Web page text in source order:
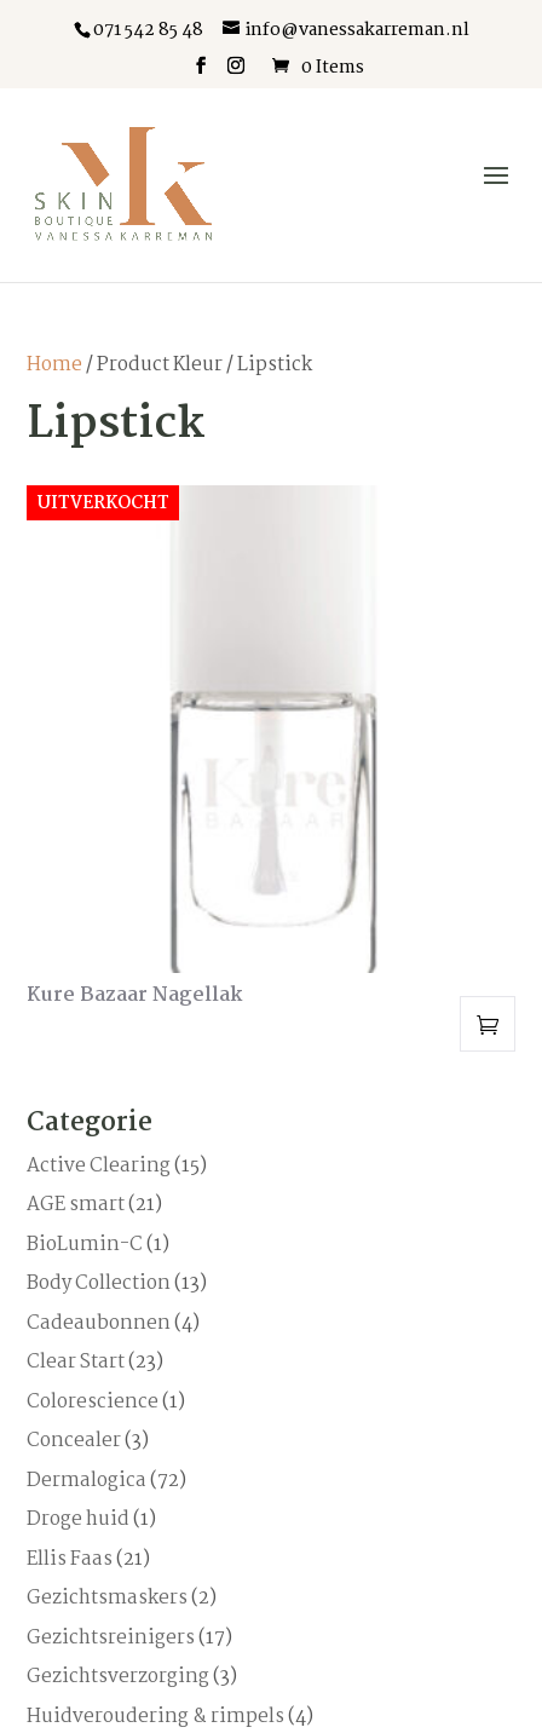
071 542 85 48
info@vanessakarreman.nl
0 Items
Home/ Product Kleur / Lipstick
Lipstick
UITVERKOCHT
Kure Bazaar Nagellak
heeft
meerdere
Deze
optie
kan
gekozen
worden
op
de
productpagina
Categorie
Active Clearing(15)
AGE smart(21)
BioLumin-C(1)
Body Collection(13)
Cadeaubonnen(4)
Clear Start(23)
Colorescience(1)
Concealer(3)
Dermalogica(72)
Droge huid(1)
Ellis Faas(21)
Gezichtsmaskers(2)
Gezichtsreinigers(17)
Gezichtsverzorging(3)
Huidveroudering & rimpels(4)